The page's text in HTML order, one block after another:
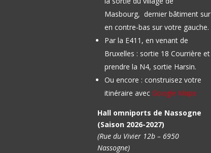
Masbourg, dernier bâtiment sur
en contre-bas sur votre gauche.
Par la E411, en venant de
Bruxelles : sortie 18 Courrière et
prendre la N4, sortie Harsin.
Ou encore : construisez votre
itinéraire avec Google Maps
Hall omniports de Nassogne
(Saison 2026-2027)
(Rue du Vivier 12b – 6950
Nassogne)